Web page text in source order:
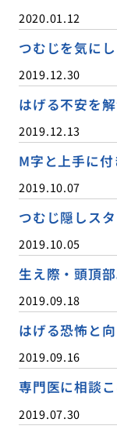
2020.01.12
つむじを気に
2019.12.30
はげる不安を
2019.12.13
M字と上手に
2019.10.07
つむじ隠しス
2019.10.05
生え際・頭頂
2019.09.18
はげる恐怖と
2019.09.16
専門医に相談
2019.07.30